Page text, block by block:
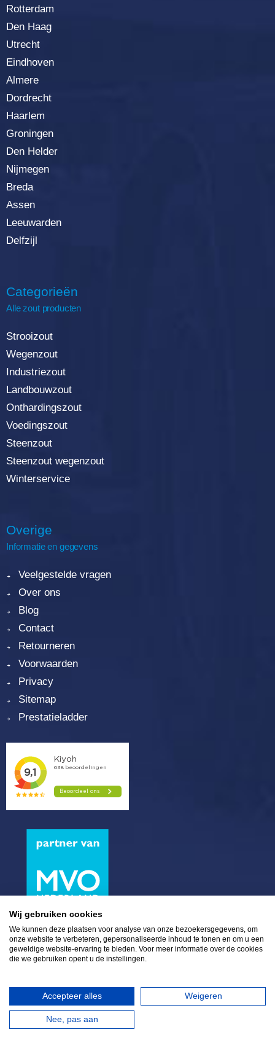
Rotterdam
Den Haag
Utrecht
Eindhoven
Almere
Dordrecht
Haarlem
Groningen
Den Helder
Nijmegen
Breda
Assen
Leeuwarden
Delfzijl
Categorieën
Alle zout producten
Strooizout
Wegenzout
Industriezout
Landbouwzout
Onthardingszout
Voedingszout
Steenzout
Steenzout wegenzout
Winterservice
Overige
Informatie en gegevens
Veelgestelde vragen
Over ons
Blog
Contact
Retourneren
Voorwaarden
Privacy
Sitemap
Prestatieladder
info@eurosalt.nl|LinkedIn Facebook
Wij gebruiken cookies
We kunnen deze plaatsen voor analyse van onze bezoekersgegevens, om
onze website te verbeteren, gepersonaliseerde inhoud te tonen en om u een
geweldige website-ervaring te bieden. Voor meer informatie over de cookies
die we gebruiken opent u de instellingen.
Accepteer alles Weigeren
Nee, pas aan